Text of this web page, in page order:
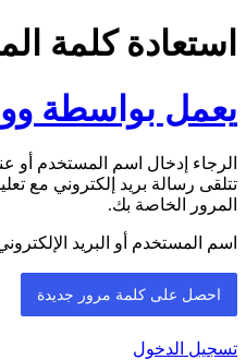
استعادة كلمة
يعمل بواسطة
الرجاء إدخال اسم المستخدم أو
تتلقى رسالة بريد إلكتروني مع
المرور الخاصة بك.
اسم المستخدم أو البريد
تسجيل الدخول